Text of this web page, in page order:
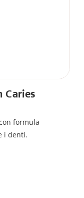
Caries
formula
i denti.